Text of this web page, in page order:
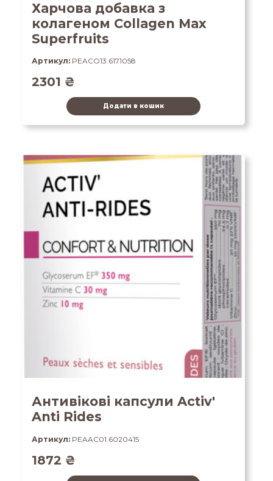
Харчова добавка з
колагеном Collagen Max
Superfruits
Артикул: PEACO13.6171058
2301 ₴
Додати в кошик
Антивікові капсули Activ'
Anti Rides
Артикул: PEAAC01.6020415
1872 ₴